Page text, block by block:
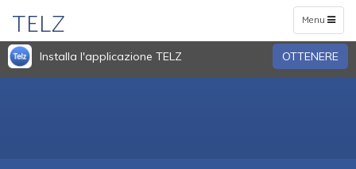
Toggle
navigation
Menu
TELZ
Installa l'applicazione TELZ OTTENERE